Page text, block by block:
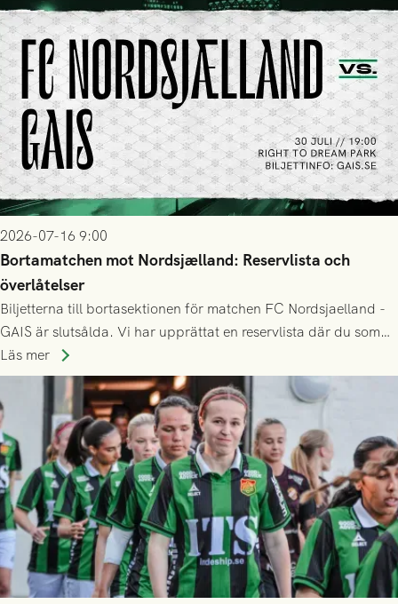
2026-07-16 9:00
Bortamatchen mot Nordsjælland: Reservlista och
överlåtelser
Biljetterna till bortasektionen för matchen FC Nordsjaelland -
GAIS är slutsålda. Vi har upprättat en reservlista där du som
ännu inte har någon biljett kan anmäla ditt intresse. Du kan
inte själv överlåta din biljett till någon annan.
Läs mer